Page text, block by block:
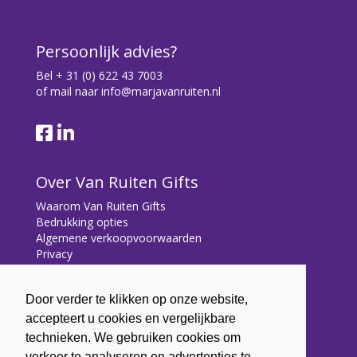
Door verder te klikken op onze website,
accepteert u cookies en vergelijkbare
technieken. We gebruiken cookies om
Persoonlijk advies?
Bel + 31 (0) 622 43 7003
of mail naar info@marjavanruiten.nl
Over Van Ruiten Gifts
Waarom Van Ruiten Gifts
Bedrukking opties
Algemene verkoopvoorwaarden
Privacy
Contact
Bryonialaan 5
3233 VA Oostvoorne